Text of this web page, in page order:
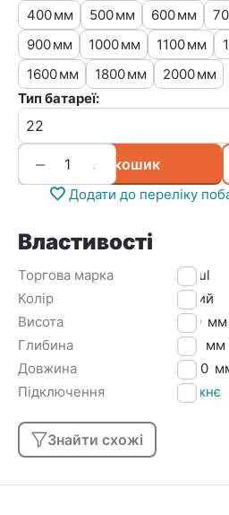
400мм 500мм 600мм
900мм 1000мм 1100мм
1600мм 1800мм 2000мм
Тип батареї:
+
− У кошик
Додати до переліку
Властивості
Торгова марка
Djoul
Колір
Білий
Висота
500 мм
Глибина
100 мм
Довжина
1400
Підключення
Нижнє
Знайти схожі